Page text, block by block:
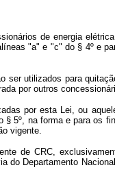
de energia
"a" e "c" do § 4º e
ser utilizados para
por outros
por esta Lei, ou
5º, na forma e para os
vigente.
de CRC,
Departamento